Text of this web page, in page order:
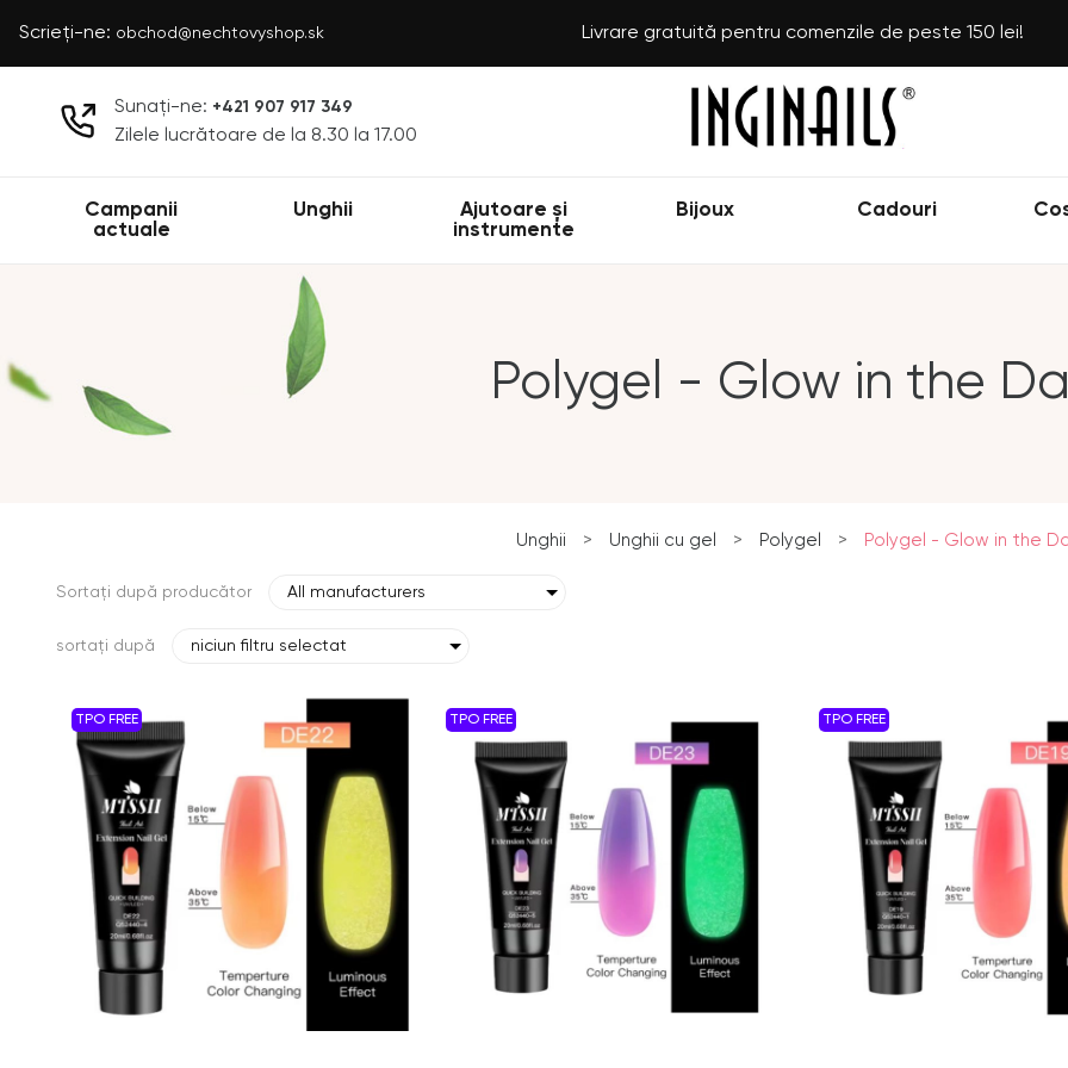
Scrieți-ne: obchod@nechtovyshop.sk Livrare gratuită pentru comenzile de peste 150 lei!
Sunați-ne: +421 907 917 349
Zilele lucrătoare de la 8.30 la 17.00
Campanii
actuale
Unghii
Ajutoare și
instrumente
Bijoux Cadouri
Polygel - Glow in the
Unghii > Unghii cu gel > Polygel > Polygel - Glow in the
Sortați după producător All manufacturers
sortați după niciun filtru selectat
TPO FREE TPO FREE TPO FREE